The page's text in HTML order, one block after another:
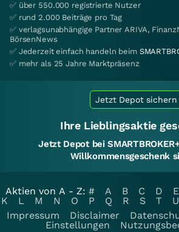
✅ über 550.000 registrierte Nutzer
✅ rund 2.000 Beiträge pro Tag
✅ verlagsunabhängige Partner ARIVA,
BörsenNews
✅ Jederzeit einfach handeln beim
✅ mehr als 25 Jahre Marktpräsenz
Jetzt Depot sichern
Ihre Lieblingsaktie
Jetzt Depot bei
Willkommensgeschenk
Aktien von A - Z: # A B C D E
K
L M N O P Q R S T U
Impressum
Disclaimer
Einstellungen